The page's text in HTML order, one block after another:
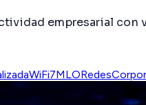
empresarial
WiFi7MLO